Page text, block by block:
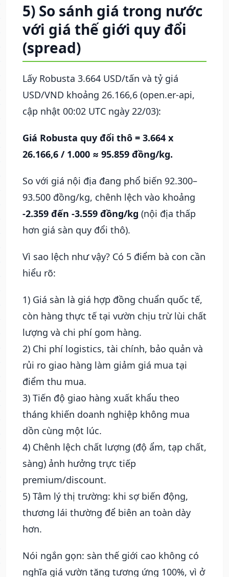
5) So sánh giá trong nước
với giá thế giới quy đổi
(spread)
Lấy Robusta 3.664 USD/tấn và tỷ giá
USD/VND khoảng 26.166,6 (open.er-api,
cập nhật 00:02 UTC ngày 22/03):
Giá Robusta quy đổi thô = 3.664 x
26.166,6 / 1.000 ≈ 95.859 đồng/kg.
So với giá nội địa đang phổ biến 92.300–
93.500 đồng/kg, chênh lệch vào khoảng
-2.359 đến -3.559 đồng/kg (nội địa thấp
hơn giá sàn quy đổi thô).
Vì sao lệch như vậy? Có 5 điểm bà con cần
hiểu rõ:
1) Giá sàn là giá hợp đồng chuẩn quốc tế,
còn hàng thực tế tại vườn chịu trừ lùi chất
lượng và chi phí gom hàng.
2) Chi phí logistics, tài chính, bảo quản và
rủi ro giao hàng làm giảm giá mua tại
điểm thu mua.
3) Tiến độ giao hàng xuất khẩu theo
tháng khiến doanh nghiệp không mua
dồn cùng một lúc.
4) Chênh lệch chất lượng (độ ẩm, tạp chất,
sàng) ảnh hưởng trực tiếp
premium/discount.
5) Tâm lý thị trường: khi sợ biến động,
thương lái thường để biên an toàn dày
hơn.
Nói ngắn gọn: sàn thế giới cao không có
nghĩa giá vườn tăng tương ứng 100%, vì ở